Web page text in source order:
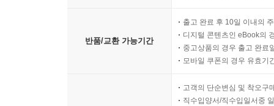
반품/교환 가능기간
출고 완료 후 10일 이내의
디지털 콘텐츠인 eBook의
중고상품의 경우 출고 완료
모바일 쿠폰의 경우 유효기
고객의 단순변심 및 착오구
직수입양서/직수입일서중